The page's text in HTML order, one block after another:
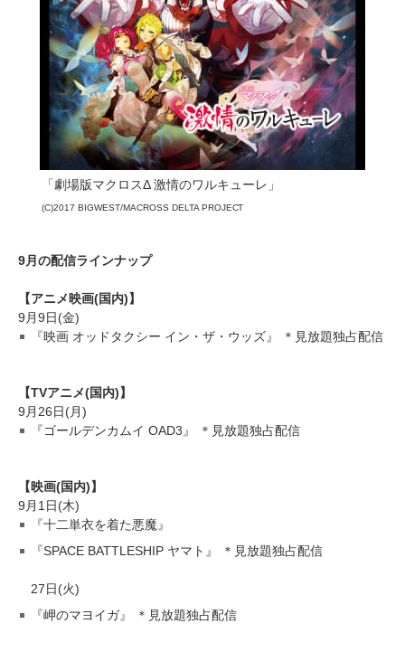
「劇場版マクロスΔ 激情のワルキューレ」
(C)2017 BIGWEST/MACROSS DELTA PROJECT
9月の配信ラインナップ
【アニメ映画(国内)】
9月9日(金)
『映画 オッドタクシー イン・ザ・ウッズ』 ＊見放題独占配信
【TVアニメ(国内)】
9月26日(月)
『ゴールデンカムイ OAD3』 ＊見放題独占配信
【映画(国内)】
9月1日(木)
『十二単衣を着た悪魔』
『SPACE BATTLESHIP ヤマト』 ＊見放題独占配信
27日(火)
『岬のマヨイガ』 ＊見放題独占配信